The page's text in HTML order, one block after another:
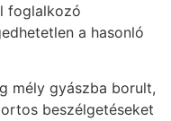
foglalkozó
a hasonló
mély gyászba borult,
beszélgetéseket